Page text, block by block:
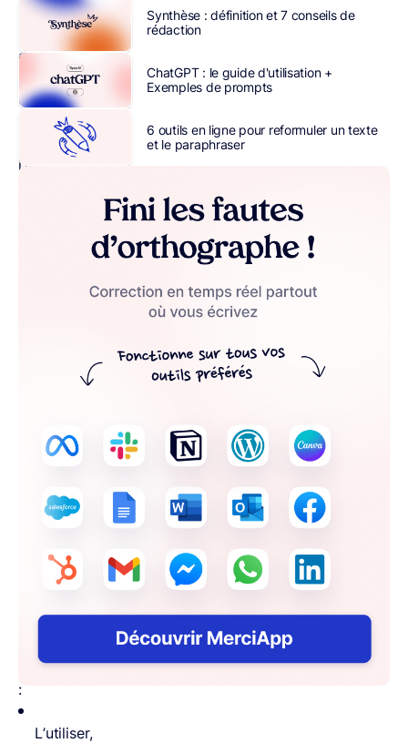
elle
développe,
on
l’intérêt.
surtout
communication
digitale.
deux
écoles
chez
communicants
:
L’utiliser,
Synthèse : définition et 7 conseils de
rédaction
ChatGPT : le guide d'utilisation +
Exemples de prompts
6 outils en ligne pour reformuler un texte
et le paraphraser